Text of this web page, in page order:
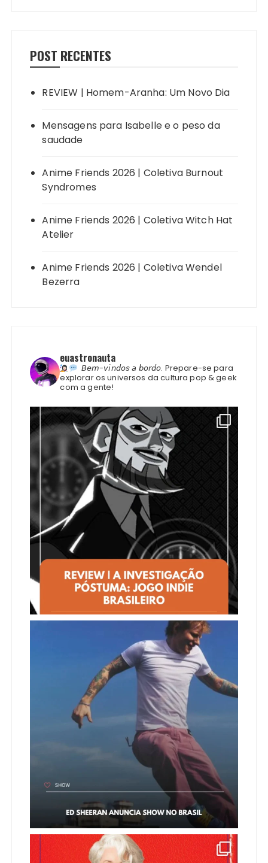
POST RECENTES
REVIEW | Homem-Aranha: Um Novo Dia
Mensagens para Isabelle e o peso da
saudade
Anime Friends 2026 | Coletiva Burnout
Syndromes
Anime Friends 2026 | Coletiva Witch Hat
Atelier
Anime Friends 2026 | Coletiva Wendel
Bezerra
euastronauta
𝘉𝘦𝘮-𝘷𝘪𝘯𝘥𝘰𝘴 𝘢 𝘣𝘰𝘳𝘥𝘰. Prepare-se para
explorar os universos da cultura pop & geek
com a gente!